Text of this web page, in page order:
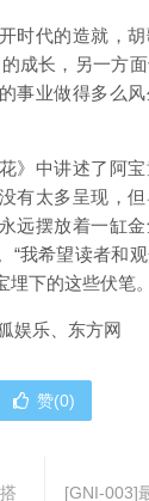
代的造就，胡
成长，另一方
事业做得多么
中讲述了阿宝
有太多呈现，
远摆放着一缸
“我希望读者和
埋下的这些伏笔
乐、东方网
赞(0)
[GNI-003]